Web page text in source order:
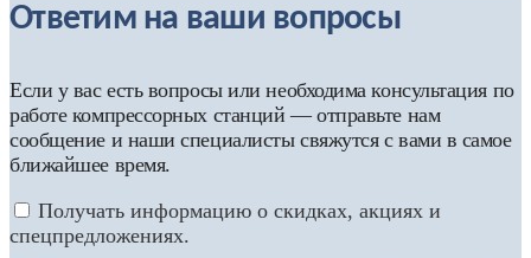
Ответим на ваши вопросы
Если у вас есть вопросы или необходима консультация по
работе компрессорных станций — отправьте нам
сообщение и наши специалисты свяжутся с вами в самое
ближайшее время.
Получать информацию о скидках, акциях и
спецпредложениях.